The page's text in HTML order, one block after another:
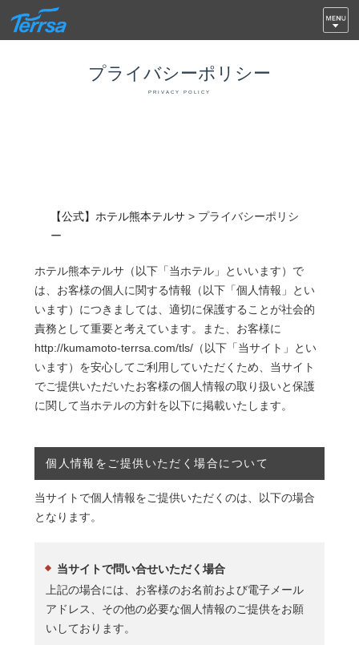
プライバシーポリシー
PRIVACY POLICY
【公式】ホテル熊本テルサ> プライバシーポリシ
ー
ホテル熊本テルサ（以下「当ホテル」といいます）で
は、お客様の個人に関する情報（以下「個人情報」とい
います）につきましては、適切に保護することが社会的
責務として重要と考えています。また、お客様に
http://kumamoto-terrsa.com/tls/（以下「当サイト」とい
います）を安心してご利用していただくため、当サイト
でご提供いただいたお客様の個人情報の取り扱いと保護
に関して当ホテルの方針を以下に掲載いたします。
個人情報をご提供いただく場合について
当サイトで個人情報をご提供いただくのは、以下の場合
となります。
当サイトで問い合せいただく場合
上記の場合には、お客様のお名前および電子メール
アドレス、その他の必要な個人情報のご提供をお願
いしております。